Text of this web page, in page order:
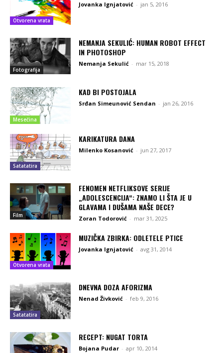
Otvorena vrata
Jovanka Ignjatović - jan 5, 2016
Fotografija
NEMANJA SEKULIĆ: HUMAN ROBOT EFFECT
IN PHOTOSHOP
Nemanja Sekulić - mar 15, 2018
Mesečina
KAD BI POSTOJALA
Srđan Simeunović Sendan - jan 26, 2016
Satatatira
KARIKATURA DANA
Milenko Kosanović - jun 27, 2017
Film
FENOMEN NETFLIKSOVE SERIJE
„ADOLESCENCIJA“: ZNAMO LI ŠTA JE U
GLAVAMA I DUŠAMA NAŠE DECE?
Zoran Todorović - mar 31, 2025
Otvorena vrata
MUZIČKA ZBIRKA: ODLETELE PTICE
Jovanka Ignjatović - avg 31, 2014
Satatatira
DNEVNA DOZA AFORIZMA
Nenad Živković - feb 9, 2016
RECEPT: NUGAT TORTA
Bojana Pudar - apr 10, 2014